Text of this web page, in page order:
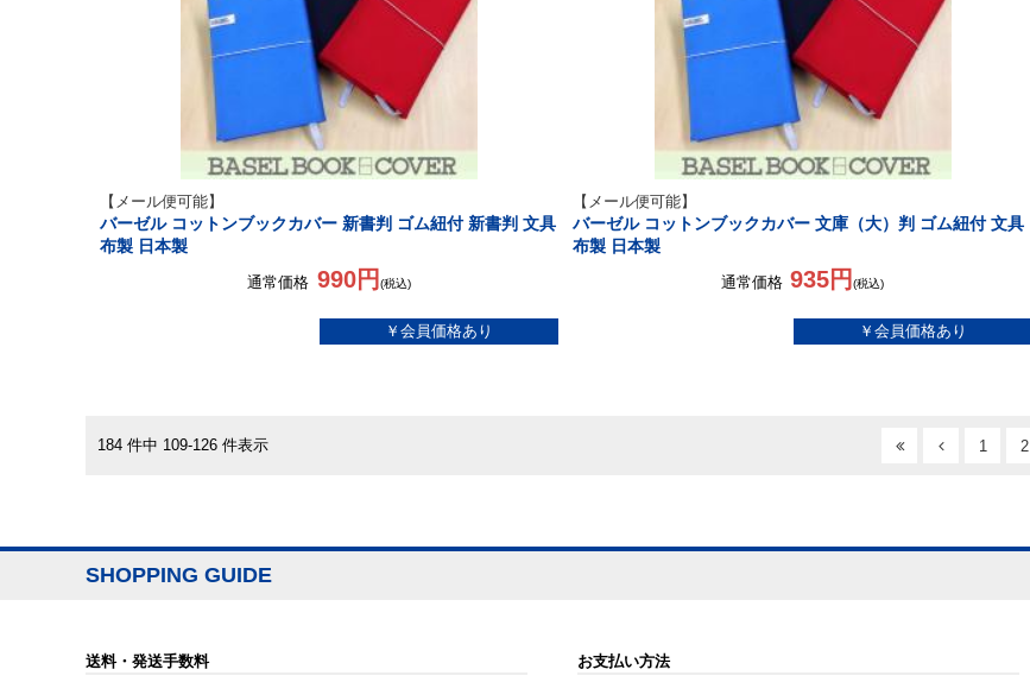
【メール便可能】
バーゼル コットンブックカバー 新書判 ゴム紐付 新書判 文具
布製 日本製
通常価格 990円 (税込)
【メール便可能】
バーゼル コットンブックカバー 文庫（大）判 ゴム紐付 文具
布製 日本製
通常価格 935円(税込)
184 件中 109-126 件表示 1 2
SHOPPING GUIDE
送料・発送手数料 お支払い方法